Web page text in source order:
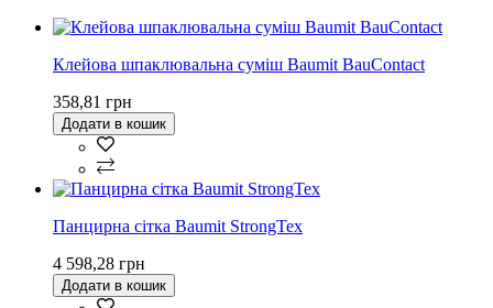
Клейова шпаклювальна суміш Baumit BauContact
358,81 грн
Додати в кошик
Панцирна сітка Baumit StrongTex
4 598,28 грн
Додати в кошик